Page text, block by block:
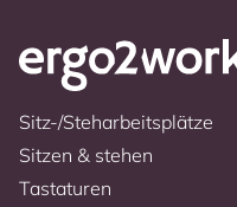
Sitz-/Steharbeitsplätze
Sitzen & stehen
Tastaturen